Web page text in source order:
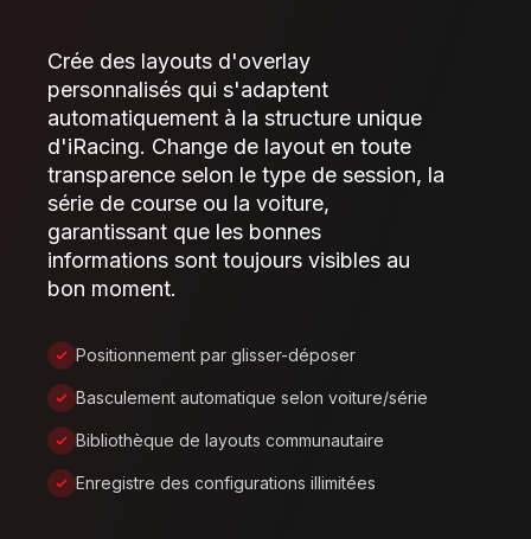
Crée des layouts d'overlay
personnalisés qui s'adaptent
automatiquement à la structure unique
d'iRacing. Change de layout en toute
transparence selon le type de session, la
série de course ou la voiture,
garantissant que les bonnes
informations sont toujours visibles au
bon moment.
Positionnement par glisser-déposer
Basculement automatique selon voiture/série
Bibliothèque de layouts communautaire
Enregistre des configurations illimitées